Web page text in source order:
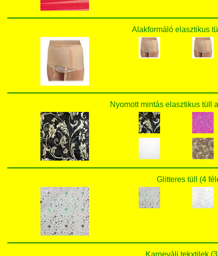
Alakformáló elasztikus
Nyomott mintás elasztikus tüll
Glitteres tüll (4
Karneváli tekxtilek